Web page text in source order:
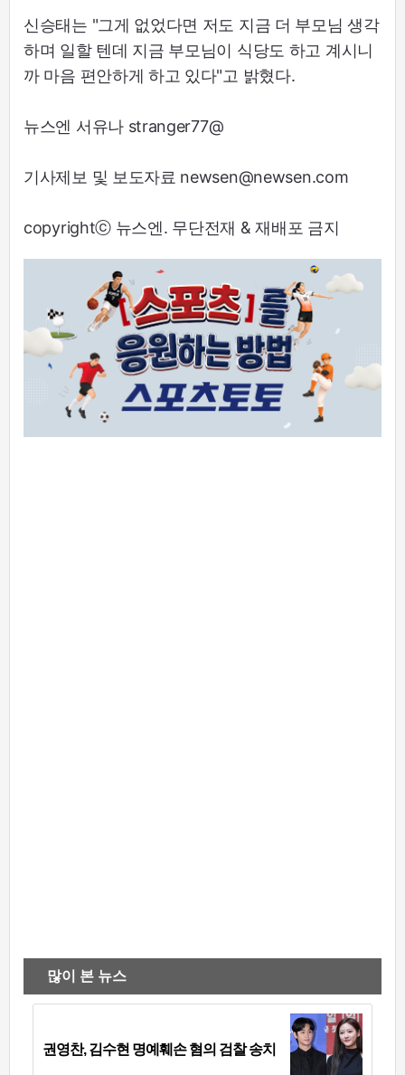
신승태는 "그게 없었다면 저도 지금 더 부모님 생각
하며 일할 텐데 지금 부모님이 식당도 하고 계시니
까 마음 편안하게 하고 있다"고 밝혔다.
뉴스엔 서유나 stranger77@
기사제보 및 보도자료 newsen@newsen.com
copyrightⓒ 뉴스엔. 무단전재 & 재배포 금지
많이 본 뉴스
권영찬, 김수현 명예훼손 혐의 검찰 송치